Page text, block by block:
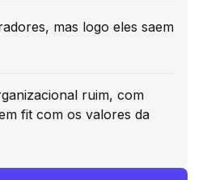
mas logo eles saem
ruim, com
fit com os valores da